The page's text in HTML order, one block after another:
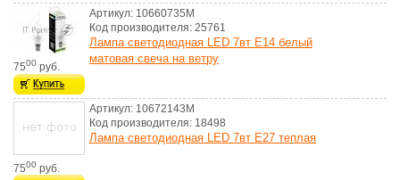
7500 руб.
Артикул: 10660735M
Код производителя: 25761
Лампа светодиодная LED 7вт Е14 белый
матовая свеча на ветру
7500 руб.
Артикул: 10672143M
Код производителя: 18498
Лампа светодиодная LED 7вт Е27 теплая